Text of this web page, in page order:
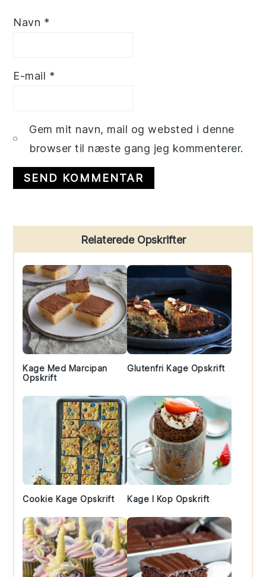
Navn *
E-mail *
Gem mit navn, mail og websted i denne
browser til næste gang jeg kommenterer.
Sidebar
Relaterede Opskrifter
Kage Med Marcipan
Opskrift
Glutenfri Kage Opskrift
Cookie Kage Opskrift Kage I Kop Opskrift